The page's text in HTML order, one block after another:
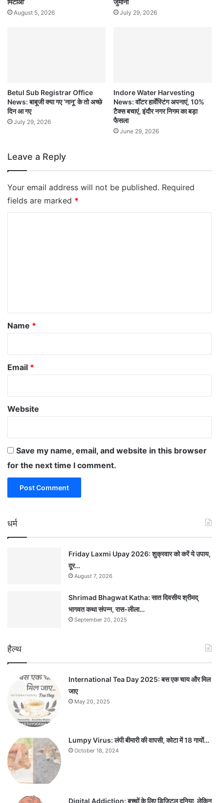
मिटाओ’
August 5, 2026
जुर्माना
July 29, 2026
Betul Sub Registrar Office
News: बाबूजी क्या गए ‘नानू’ के तो अच्छे
दिन आ गए
July 29, 2026
Indore Water Harvesting
News: वॉटर हार्वेस्टिंग अपनाएं, 10%
टैक्स बचाएं, इंदौर नगर निगम का बड़ा
फैसला
June 29, 2026
Leave a Reply
Your email address will not be published. Required
fields are marked *
*
Name *
Email *
Website
Save my name, email, and website in this browser
for the next time I comment.
धर्म
Friday Laxmi Upay 2026: शुक्रवार को करें ये उपाय,
दूर…
August 7, 2026
Shrimad Bhagwat Katha: सात दिवसीय श्रीमद्
भागवत कथा संपन्न, रास-लीला…
September 20, 2025
हैल्थ
International Tea Day 2025: बस एक चाय और मिल
जाए
May 20, 2025
Lumpy Virus: लंपी बीमारी की वापसी, कोटा में 18 गायों…
October 18, 2024
Digital Addiction: बच्चों के लिए डिजिटल दुनिया, लेकिन